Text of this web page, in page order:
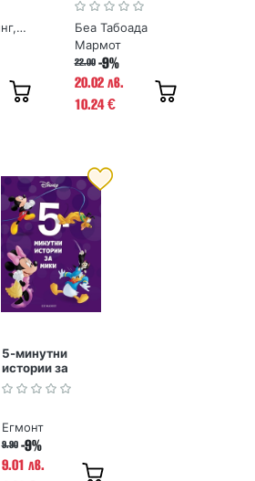
Марк Сперинг, Алисън Браун
Беа Табоада
Мармот
22.00 -9%
20.02 лв.
10.24€
5-минутни
истории за
Мики. Книга 16
Егмонт
9.90 -9%
9.01 лв.